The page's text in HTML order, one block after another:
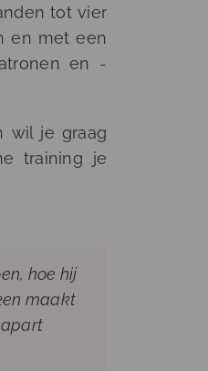
tot vier
en met een
en -
wil je graag
training je
hoe hij
maakt
apart